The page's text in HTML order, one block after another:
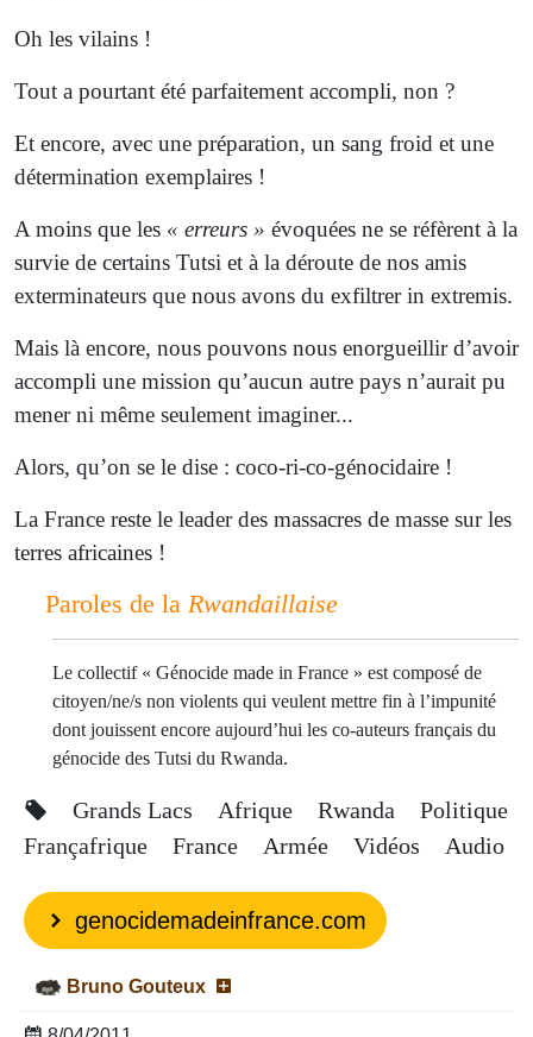
Oh les vilains !
Tout a pourtant été parfaitement accompli, non ?
Et encore, avec une préparation, un sang froid et une
détermination exemplaires !
A moins que les « erreurs » évoquées ne se réfèrent à la
survie de certains Tutsi et à la déroute de nos amis
exterminateurs que nous avons du exfiltrer in extremis.
Mais là encore, nous pouvons nous enorgueillir d’avoir
accompli une mission qu’aucun autre pays n’aurait pu
mener ni même seulement imaginer...
Alors, qu’on se le dise : coco-ri-co-génocidaire !
La France reste le leader des massacres de masse sur les
terres africaines !
Paroles de la Rwandaillaise
Le collectif « Génocide made in France » est composé de
citoyen/ne/s non violents qui veulent mettre fin à l’impunité
dont jouissent encore aujourd’hui les co-auteurs français du
génocide des Tutsi du Rwanda.
Grands Lacs Afrique Rwanda
Politique
Françafrique
France Armée Vidéos Audio
genocidemadeinfrance.com
Bruno Gouteux